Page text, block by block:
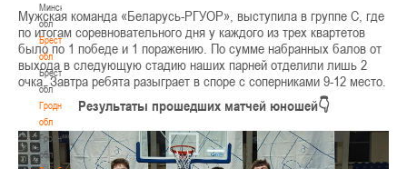
Минская
обл
Брестская
обл
Брестская
обл
Гродненская
обл
Гродненская
обл
Мужская команда «Беларусь-РГУОР», выступила в группе С, где
по итогам соревновательного дня у каждого из трех квартетов
было по 1 победе и 1 поражению. По сумме набранных балов от
выхода в следующую стадию наших парней отделили лишь 2
очка. Завтра ребята разыграет в споре с соперниками 9-12 место.
Результаты прошедших матчей юношей👇